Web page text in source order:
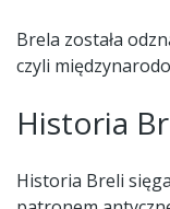
Brela została
czyli
Historia
Historia Breli